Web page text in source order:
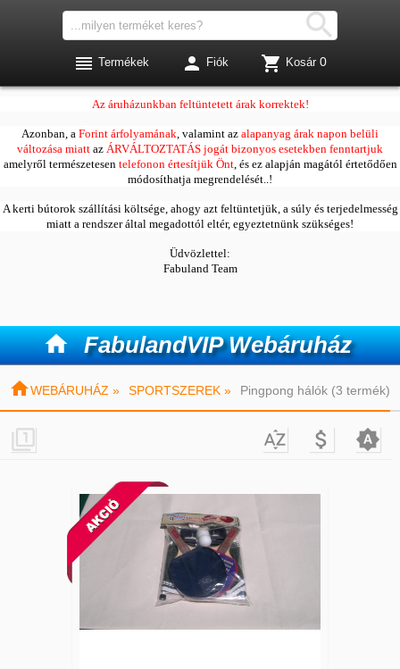
Kedves Vásárlóink!
Az áruházunkban feltüntetett árak korrektek!
Azonban, a Forint árfolyamának, valamint az alapanyag árak napon belüli
változása miatt az ÁRVÁLTOZTATÁS jogát bizonyos esetekben fenntartjuk
amelyről természetesentelefonon értesítjük Önt, és ez alapján magától értetődően
módosíthatja megrendelését..!
A kerti bútorok szállítási költsége, ahogy azt feltüntetjük, a súly és terjedelmesség
miatt a rendszer által megadottól eltér, egyeztetnünk szükséges!
Üdvözlettel:
Fabuland Team
 FabulandVIP Webáruház

 Termékek  Fiók  Kosár 0
WEBÁRUHÁZ » SPORTSZEREK » Pingpong hálók (3 termék)
   